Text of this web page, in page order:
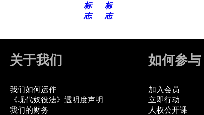
关于我们
我们如何运作
《现代奴役法》透明度声明
我们的财务
如何参与
加入会员
立即行动
人权公开课